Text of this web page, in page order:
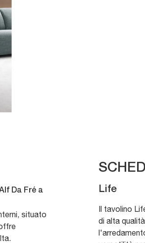
Da Fré a
situato
Life
Il tavolino
di alta